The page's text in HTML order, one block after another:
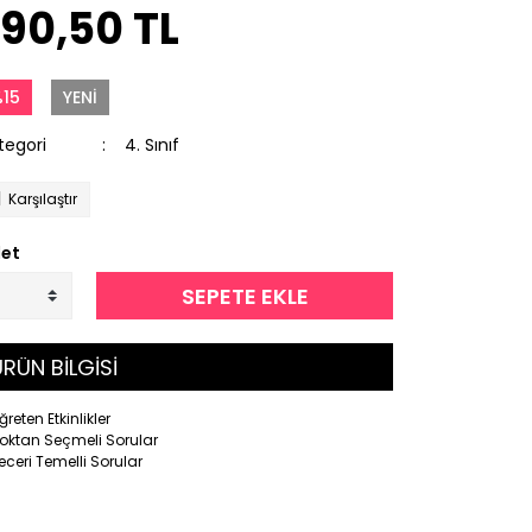
TL
YENİ
4. Sınıf
Karşılaştır
SEPETE EKLE
BİLGİSİ
Etkinlikler
Seçmeli Sorular
Temelli Sorular